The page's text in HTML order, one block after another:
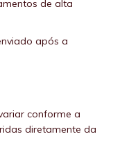
de alta
após a
conforme a
diretamente da